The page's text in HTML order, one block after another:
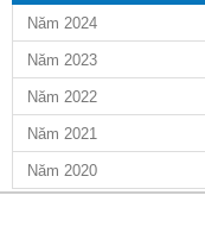
Năm 2024
Năm 2023
Năm 2022
Năm 2021
Năm 2020